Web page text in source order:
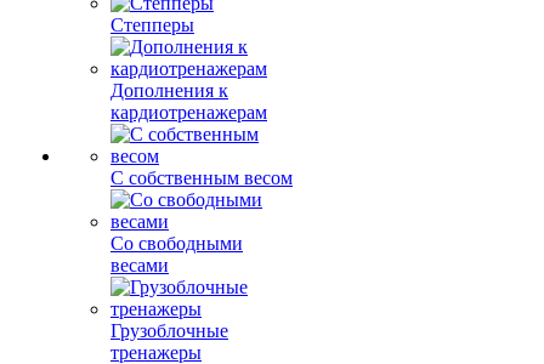
Степперы
Дополнения к
кардиотренажерам
С собственным весом
Со свободными
весами
Грузоблочные
тренажеры